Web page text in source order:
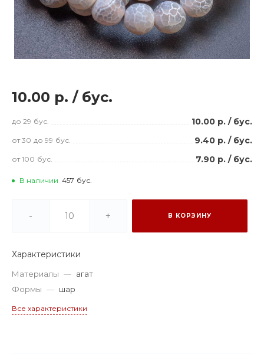
10.00 р. / бус.
до 29 бус. 10.00 р. / бус.
от 30 до 99 бус. 9.40 р. / бус.
от 100 бус. 7.90 р. / бус.
В наличии 457 бус.
- + В КОРЗИНУ
Характеристики
Материалы — агат
Формы — шар
Все характеристики